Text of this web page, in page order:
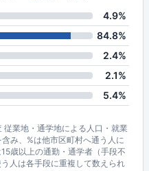
4.9%
84.8%
2.4%
2.1%
5.4%
業地・通学地による人口・就業
み、%は他市区町村へ通う人に
歳以上の通勤・通学者（手段不
人は各手段に重複して数えられ